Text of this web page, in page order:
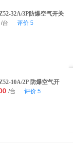
32A/3P防爆空气开关
/台 评价 5
10A/2P 防爆空气开
/台 评价 5